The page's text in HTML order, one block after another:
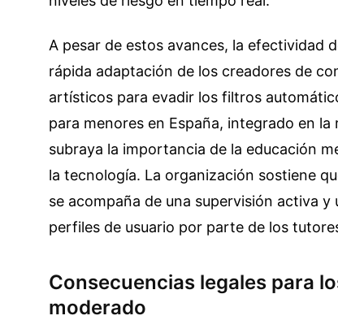
A pesar de estos avances, la efectividad
rápida adaptación de los creadores de
artísticos para evadir los filtros
para menores en España, integrado en la
subraya la importancia de la educación
la tecnología. La organización sostiene
se acompaña de una supervisión activa
perfiles de usuario por parte de los
Consecuencias legales para
moderado